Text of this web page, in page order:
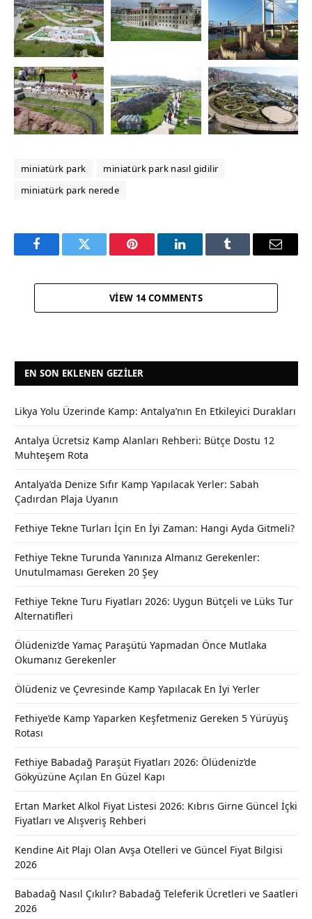
miniatürk park
miniatürk park nasıl gidilir
miniatürk park nerede
FacebookTwitter Pinterest LinkedInTumblr Email
VIEW 14 COMMENTS
EN SON EKLENEN GEZILER
Likya Yolu Üzerinde Kamp: Antalya’nın En Etkileyici Durakları
Antalya Ücretsiz Kamp Alanları Rehberi: Bütçe Dostu 12
Muhteşem Rota
Antalya’da Denize Sıfır Kamp Yapılacak Yerler: Sabah
Çadırdan Plaja Uyanın
Fethiye Tekne Turları İçin En İyi Zaman: Hangi Ayda Gitmeli?
Fethiye Tekne Turunda Yanınıza Almanız Gerekenler:
Unutulmaması Gereken 20 Şey
Fethiye Tekne Turu Fiyatları 2026: Uygun Bütçeli ve Lüks Tur
Alternatifleri
Ölüdeniz’de Yamaç Paraşütü Yapmadan Önce Mutlaka
Okumanız Gerekenler
Ölüdeniz ve Çevresinde Kamp Yapılacak En İyi Yerler
Fethiye’de Kamp Yaparken Keşfetmeniz Gereken 5 Yürüyüş
Rotası
Fethiye Babadağ Paraşüt Fiyatları 2026: Ölüdeniz’de
Gökyüzüne Açılan En Güzel Kapı
Ertan Market Alkol Fiyat Listesi 2026: Kıbrıs Girne Güncel İçki
Fiyatları ve Alışveriş Rehberi
Kendine Ait Plajı Olan Avşa Otelleri ve Güncel Fiyat Bilgisi
2026
Babadağ Nasıl Çıkılır? Babadağ Teleferik Ücretleri ve Saatleri
2026